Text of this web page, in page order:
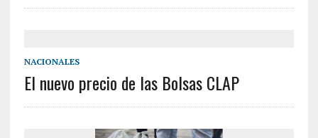
NACIONALES
El nuevo precio de las Bolsas CLAP